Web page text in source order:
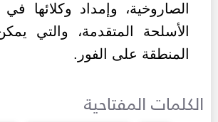
الصاروخية، وإمداد وكلائها في
الأسلحة المتقدمة، والتي
المنطقة على الفور.
الكلمات المفتاحية